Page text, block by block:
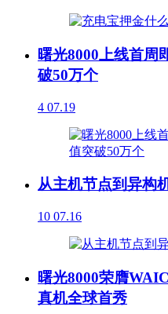
曙光8000上线首周
破50万个
4 07.19
从主机节点到异构
10 07.16
曙光8000荣膺
真机全球首秀